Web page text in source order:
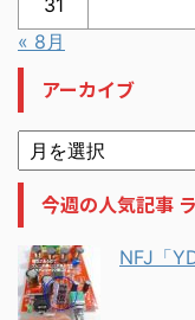
« 8月
アーカイブ
今週の人気記事
NFJ「